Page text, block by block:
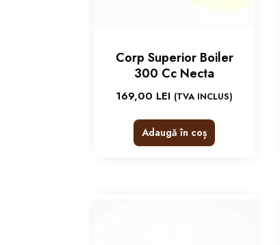
Corp Superior Boiler
300 Cc Necta
169,00 LEI (TVA INCLUS)
Adaugă în coș